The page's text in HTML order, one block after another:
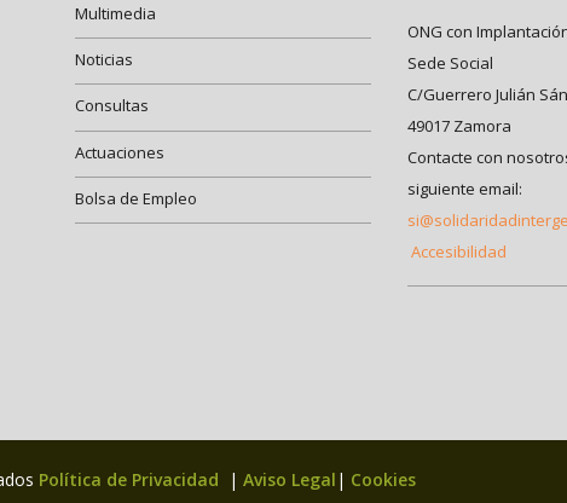
Multimedia
Noticias
Consultas
Actuaciones
Bolsa de Empleo
ONG con
Sede Social
C/Guerrero Julián
49017 Zamora
Contacte con
siguiente email:
Accesibilidad
Política de Privacidad | Aviso Legal | Cookies